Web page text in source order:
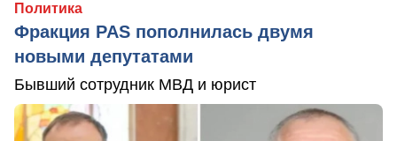
Политика
Фракция PAS пополнилась двумя
новыми депутатами
Бывший сотрудник МВД и юрист